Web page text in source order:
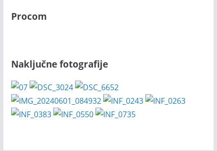
Procom
Naključne fotografije